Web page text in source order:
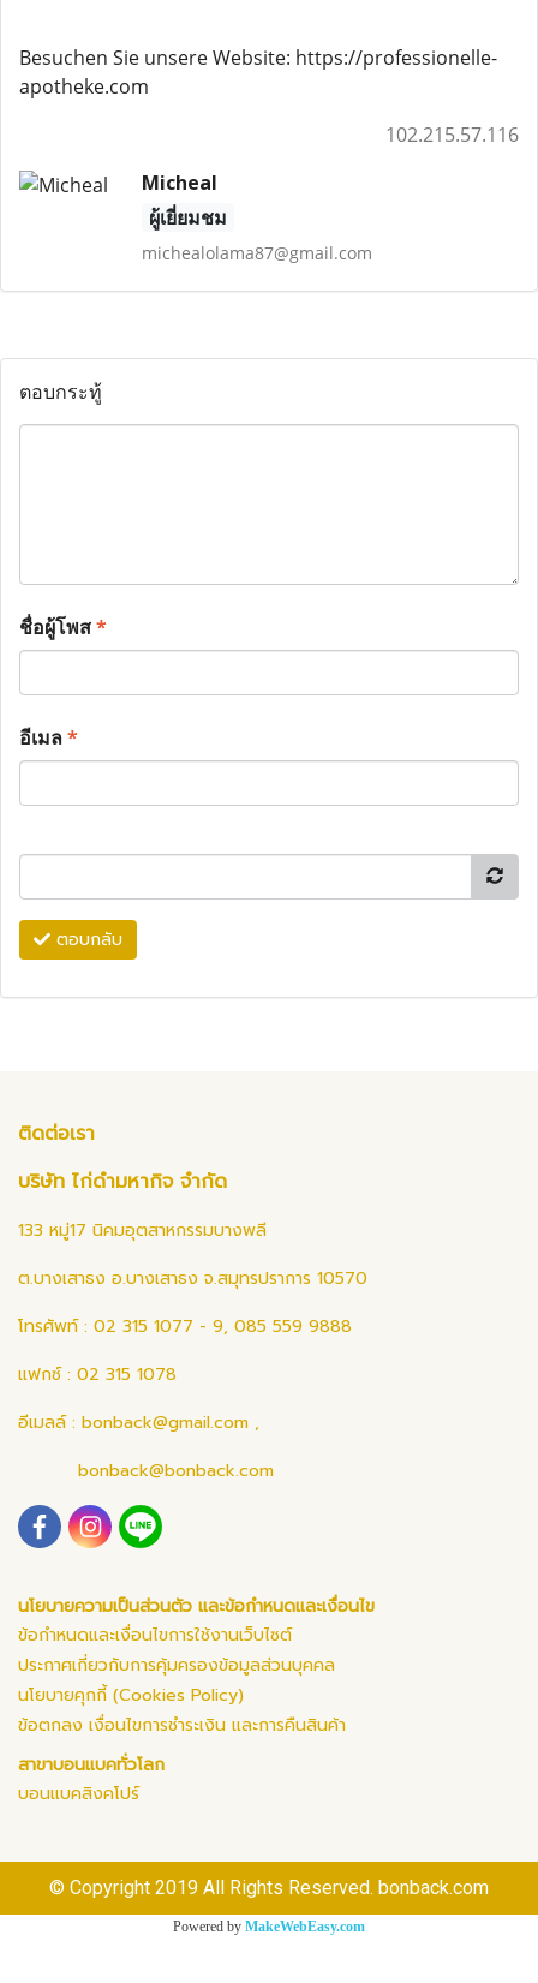
Besuchen Sie unsere Website: https://professionelle-
apotheke.com
102.215.57.116
Micheal
ผู้เยี่ยมชม
michealolama87@gmail.com
ตอบกระทู้
ชื่อผู้โพส*
อีเมล*
ตอบกลับ
ติดต่อเรา
บริษัท ไก่ดำมหากิจ จำกัด
133 หมู่17 นิคมอุตสาหกรรมบางพลี
ต.บางเสาธง อ.บางเสาธง จ.สมุทรปราการ 10570
โทรศัพท์ : 02 315 1077 - 9, 085 559 9888
แฟกซ์ : 02 315 1078
อีเมลล์ : bonback@gmail.com ,
bonback@bonback.com
นโยบายความเป็นส่วนตัว และข้อกำหนดและเงื่อนไข
ข้อกำหนดและเงื่อนไขการใช้งานเว็บไซต์
ประกาศเกี่ยวกับการคุ้มครองข้อมูลส่วนบุคคล
นโยบายคุกกี้ (Cookies Policy)
ข้อตกลง เงื่อนไขการชำระเงิน และการคืนสินค้า
สาขาบอนแบคทั่วโลก
บอนแบคสิงคโปร์
© Copyright 2019 All Rights Reserved. bonback.com
Powered by MakeWebEasy.com